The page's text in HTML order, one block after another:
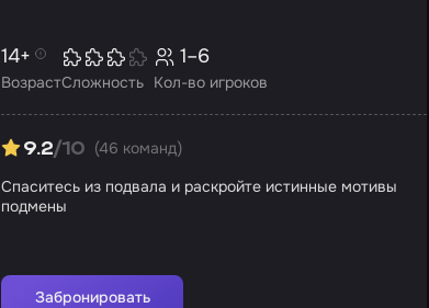
Возраст
14+
Сложность Кол-во игроков
1–6
9.2/10 (46 команд)
Спаситесь из подвала и раскройте истинные мотивы
подмены
Забронировать